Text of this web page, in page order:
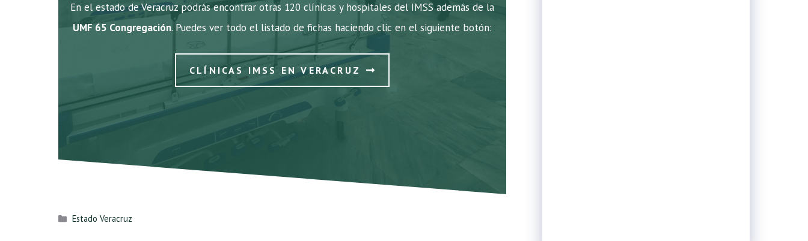
En el estado de Veracruz podrás encontrar otras 120 clínicas y hospitales del IMSS además de la
UMF 65 Congregación. Puedes ver todo el listado de fichas haciendo clic en el siguiente botón:
CLÍNICAS IMSS EN VERACRUZ
Categorías
Estado Veracruz